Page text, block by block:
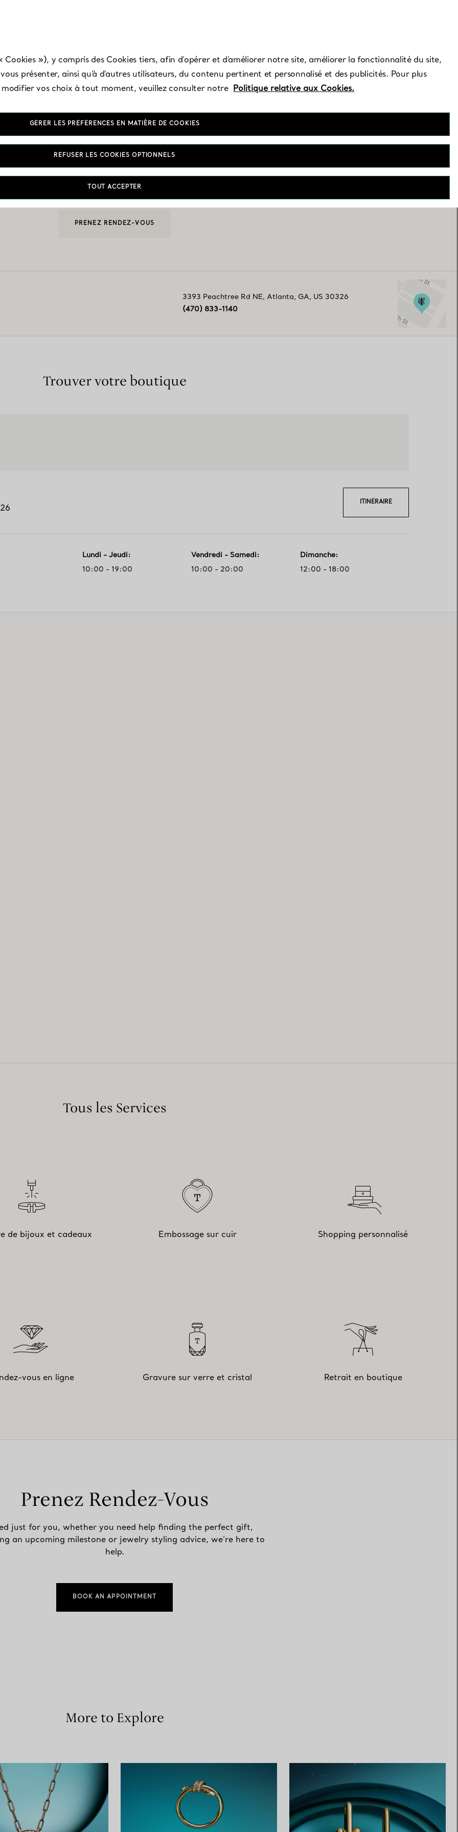
- Lenox Square
Ouvert aujourd’hui jusqu’à 19:00
PRENEZ RENDEZ-VOUS
3393 Peachtree Rd NE, Atlanta, GA, US 30326
(470) 833-1140
Trouver votre boutique
ITINÉRAIRE
Lundi - Jeudi:
10:00 - 19:00
Vendredi - Samedi:
10:00 - 20:00
Dimanche:
12:00 - 18:00
Tous les Services
de bijoux et cadeaux Embossage sur cuir Shopping personnalisé
vous en ligne Gravure sur verre et cristal Retrait en boutique
Prenez Rendez-Vous
just for you, whether you need help finding the perfect gift,
an upcoming milestone or jewelry styling advice, we’re here to
help.
BOOK AN APPOINTMENT
More to Explore
Cookies »), y compris des Cookies tiers, afin d’opérer et d’améliorer notre site, améliorer la fonctionnalité du site,
présenter, ainsi qu’à d’autres utilisateurs, du contenu pertinent et personnalisé et des publicités. Pour plus
vos choix à tout moment, veuillez consulter notre Politique relative aux Cookies.
GÉRER LES PRÉFÉRENCES EN MATIÈRE DE COOKIES
REFUSER LES COOKIES OPTIONNELS
TOUT ACCEPTER